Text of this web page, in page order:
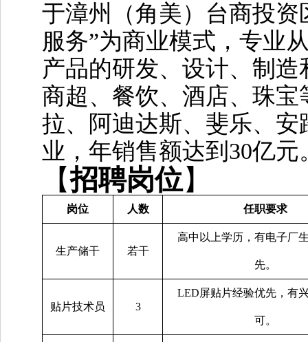
于漳州（角美）台商投
服务”为商业模式，专业
产品的研发、设计、制
商超、餐饮、酒店、珠
拉、阿迪达斯、斐乐、
业，年销售额达到30亿元
【招聘岗位】
岗位 人数 任职要求
生产储干 若干
高中以上学历，有电子厂
先。
贴片技术员 3
LED屏贴片经验优先，有
可。